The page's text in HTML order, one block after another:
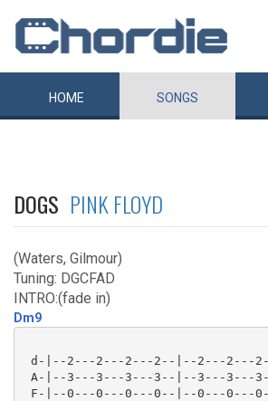
HOME SONGS
DOGS PINK FLOYD
(Waters, Gilmour)
Tuning: DGCFAD
INTRO:(fade in)
Dm9
d-|--2---2---2---2--|--2---2---
A-|--3---3---3---3--|--3---3---
F-|--0---0---0---0--|--0---0---